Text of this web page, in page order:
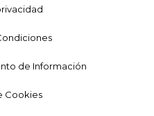
de Información
Cookies